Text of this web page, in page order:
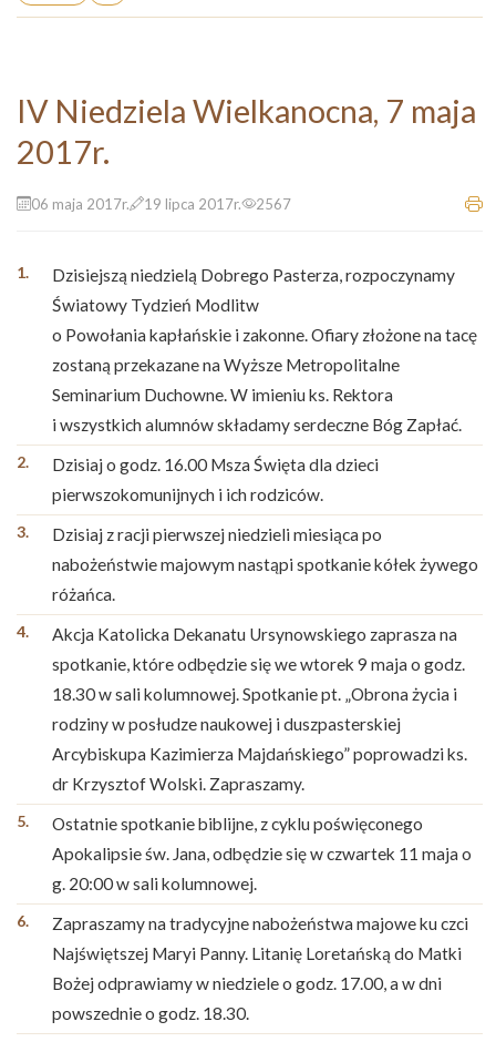
IV Niedziela Wielkanocna, 7 maja
2017r.
06 maja 2017r. 19 lipca 2017r. 2567
Dzisiejszą niedzielą Dobrego Pasterza, rozpoczynamy
Światowy Tydzień Modlitw
o Powołania kapłańskie i zakonne. Ofiary złożone na tacę
zostaną przekazane na Wyższe Metropolitalne
Seminarium Duchowne. W imieniu ks. Rektora
i wszystkich alumnów składamy serdeczne Bóg Zapłać.
Dzisiaj o godz. 16.00 Msza Święta dla dzieci
pierwszokomunijnych i ich rodziców.
Dzisiaj z racji pierwszej niedzieli miesiąca po
nabożeństwie majowym nastąpi spotkanie kółek żywego
różańca.
Akcja Katolicka Dekanatu Ursynowskiego zaprasza na
spotkanie, które odbędzie się we wtorek 9 maja o godz.
18.30 w sali kolumnowej. Spotkanie pt. „Obrona życia i
rodziny w posłudze naukowej i duszpasterskiej
Arcybiskupa Kazimierza Majdańskiego” poprowadzi ks.
dr Krzysztof Wolski. Zapraszamy.
Ostatnie spotkanie biblijne, z cyklu poświęconego
Apokalipsie św. Jana, odbędzie się w czwartek 11 maja o
g. 20:00 w sali kolumnowej.
Zapraszamy na tradycyjne nabożeństwa majowe ku czci
Najświętszej Maryi Panny. Litanię Loretańską do Matki
Bożej odprawiamy w niedziele o godz. 17.00, a w dni
powszednie o godz. 18.30.